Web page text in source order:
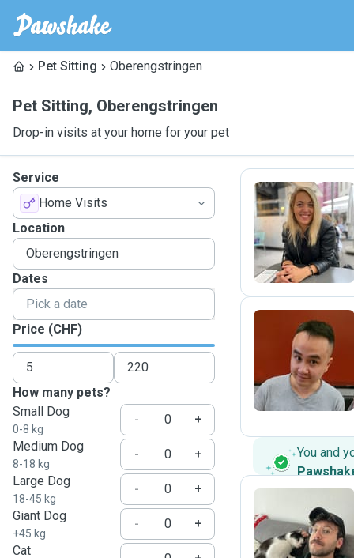
Pet Sitting Oberengstringen
Pet Sitting, Oberengstringen
Drop-in visits at your home for your pet
Service
Home Visits
Location
Dates
Price (CHF)
How many pets?
Small Dog
0-8 kg
-
+
Medium Dog
8-18 kg
-
+
Large Dog
18-45 kg
-
+
Giant Dog
+45 kg
-
+
Cat
S
T
You and
D